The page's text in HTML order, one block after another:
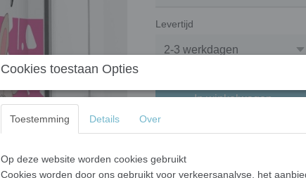
Levertijd
In winkelwagen
Cookies toestaan Opties
Toestemming Details Over
Op deze website worden cookies gebruikt
Cookies worden door ons gebruikt voor verkeersanalyse, het